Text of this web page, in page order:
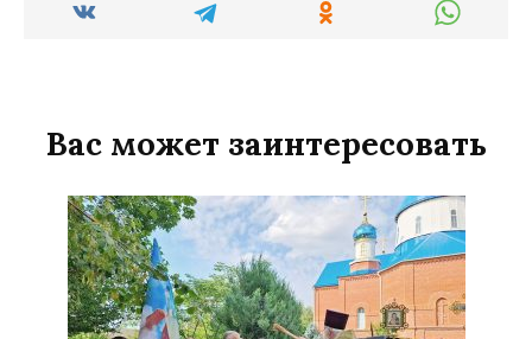
Вас может заинтересовать